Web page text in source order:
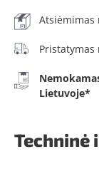
Atsiėmimas
Lietuvoje*
Techninė